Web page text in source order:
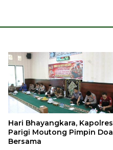
Hari Bhayangkara, Kapolres
Parigi Moutong Pimpin Doa
Bersama